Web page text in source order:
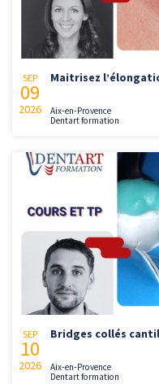
SEP
09
2026
Maitrisez
Aix-en-Provence
Dentart formation
SEP
10
2026
Bridges collés
Aix-en-Provence
Dentart formation